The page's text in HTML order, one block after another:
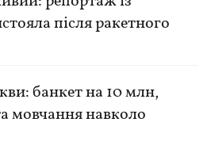
після ракетного
банкет на 10 млн,
мовчання навколо